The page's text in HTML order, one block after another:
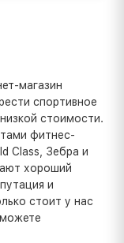
магазин
спортивное
стоимости.
фитнес-
Class, Зебра и
хороший
и
стоит у нас